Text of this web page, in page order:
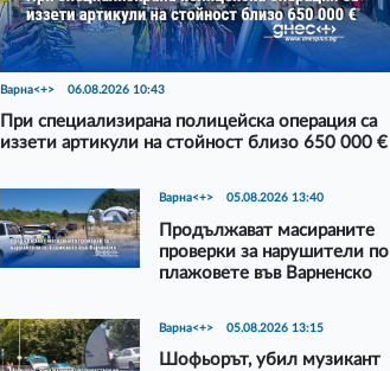
Варна<+> 06.08.2026 10:43
При специализирана полицейска операция са
иззети артикули на стойност близо 650 000 €
Варна<+> 05.08.2026 13:40
Продължават масираните
проверки за нарушители по
плажовете във Варненско
Варна<+> 05.08.2026 13:15
Шофьорът, убил музикант